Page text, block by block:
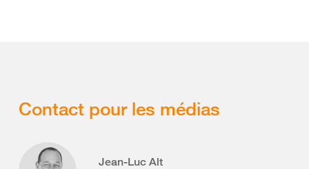
Contact pour les médias
Jean-Luc Alt